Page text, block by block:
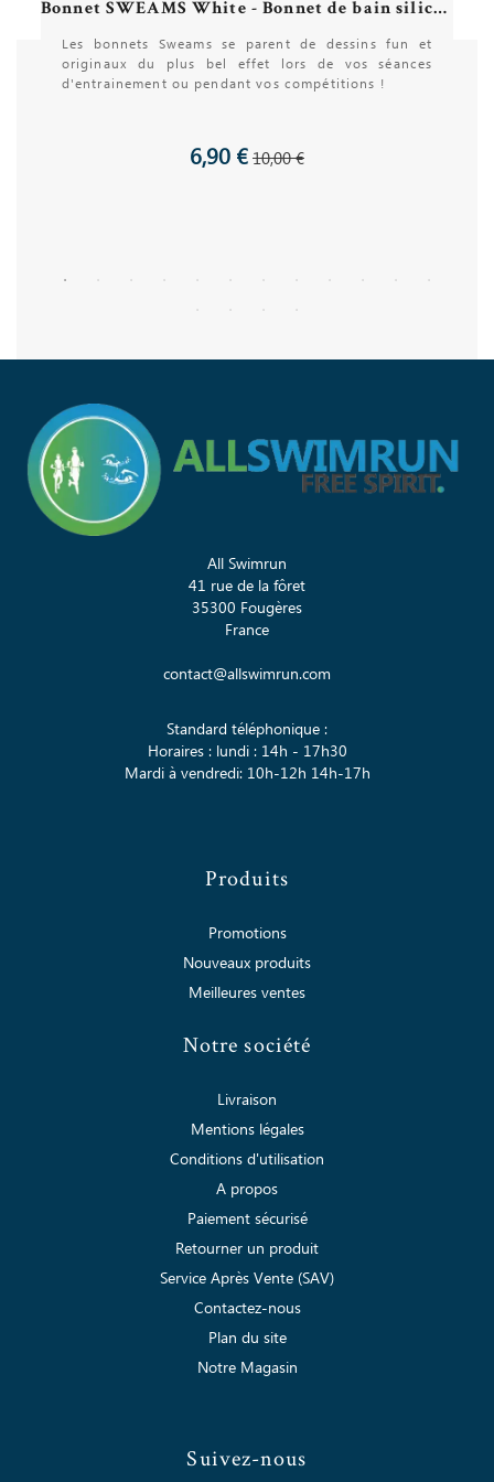
Bonnet SWEAMS White - Bonnet de bain silicone
Les bonnets Sweams se parent de dessins fun et
originaux du plus bel effet lors de vos séances
d'entrainement ou pendant vos compétitions !
6,90 €10,00 €
All Swimrun
41 rue de la fôret
35300 Fougères
France
contact@allswimrun.com
Standard téléphonique :
Horaires : lundi : 14h - 17h30
Mardi à vendredi: 10h-12h 14h-17h
Produits
Promotions
Nouveaux produits
Meilleures ventes
Notre société
Livraison
Mentions légales
Conditions d'utilisation
A propos
Paiement sécurisé
Retourner un produit
Service Après Vente (SAV)
Contactez-nous
Plan du site
Notre Magasin
Suivez-nous